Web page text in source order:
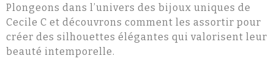
Plongeons dans l’univers des bijoux uniques de
Cecile C et découvrons comment les assortir pour
créer des silhouettes élégantes qui valorisent leur
beauté intemporelle.